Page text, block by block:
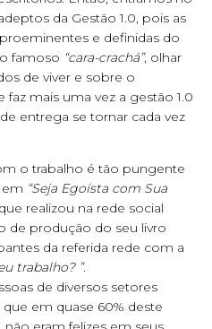
da Gestão 1.0, pois as
e definidas do
famoso “cara-crachá”, olhar
de viver e sobre o
mais uma vez a gestão 1.0
entrega se tornar cada vez
o trabalho é tão pungente
“Seja Egoísta com Sua
realizou na rede social
de produção do seu livro
da referida rede com a
trabalho? ”.
de diversos setores
em quase 60% deste